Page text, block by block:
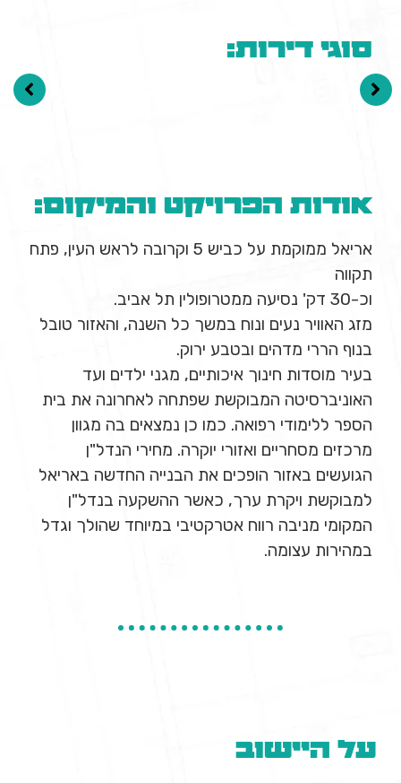
סוגי דירות:
אודות הפרויקט והמיקום:
אריאל ממוקמת על כביש 5 וקרובה לראש העין, פתח
תקווה
וכ-30 דק' נסיעה ממטרופולין תל אביב.
מזג האוויר נעים ונוח במשך כל השנה, והאזור טובל
בנוף הררי מדהים ובטבע ירוק.
בעיר מוסדות חינוך איכותיים, מגני ילדים ועד
האוניברסיטה המבוקשת שפתחה לאחרונה את בית
הספר ללימודי רפואה. כמו כן נמצאים בה מגוון
מרכזים מסחריים ואזורי יוקרה. מחירי הנדל"ן
הגועשים באזור הופכים את הבנייה החדשה באריאל
למבוקשת ויקרת ערך, כאשר ההשקעה בנדל"ן
המקומי מניבה רווח אטרקטיבי במיוחד שהולך וגדל
במהירות עצומה.
על היישוב